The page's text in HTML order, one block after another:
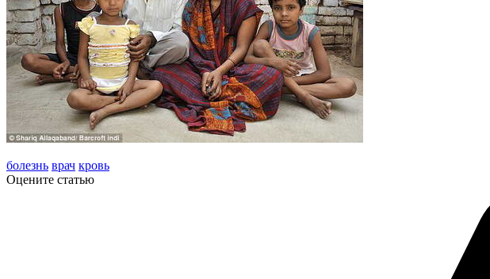
болезнь врач кровь
Оцените статью